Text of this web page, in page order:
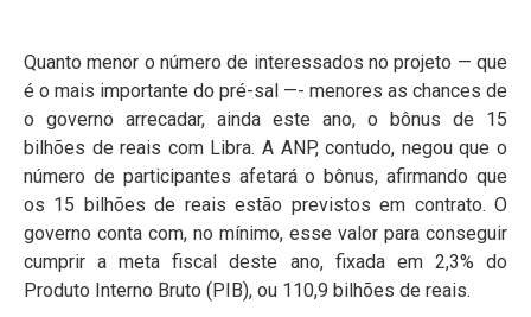
Quanto menor o número de interessados no projeto — que
é o mais importante do pré-sal —- menores as chances de
o governo arrecadar, ainda este ano, o bônus de 15
bilhões de reais com Libra. A ANP, contudo, negou que o
número de participantes afetará o bônus, afirmando que
os 15 bilhões de reais estão previstos em contrato. O
governo conta com, no mínimo, esse valor para conseguir
cumprir a meta fiscal deste ano, fixada em 2,3% do
Produto Interno Bruto (PIB), ou 110,9 bilhões de reais.